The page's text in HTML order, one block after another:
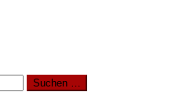
Suchen …